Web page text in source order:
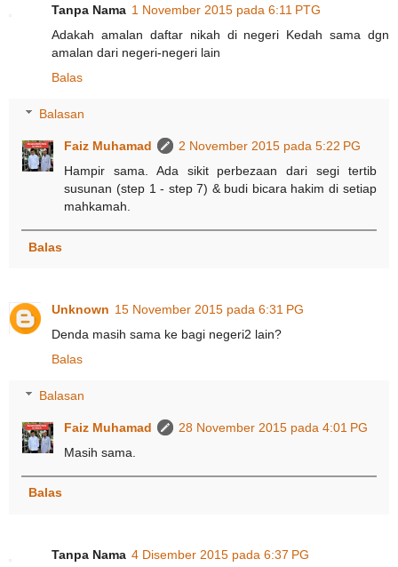
Tanpa Nama 1 November 2015 pada 6:11 PTG
Adakah amalan daftar nikah di negeri Kedah sama dgn
amalan dari negeri-negeri lain
Balas
Balasan
Faiz Muhamad
2 November 2015 pada 5:22 PG
Hampir sama. Ada sikit perbezaan dari segi tertib
susunan (step 1 - step 7) & budi bicara hakim di setiap
mahkamah.
Balas
Unknown 15 November 2015 pada 6:31 PG
Denda masih sama ke bagi negeri2 lain?
Balas
Balasan
Faiz Muhamad
28 November 2015 pada 4:01 PG
Masih sama.
Balas
Tanpa Nama 4 Disember 2015 pada 6:37 PG